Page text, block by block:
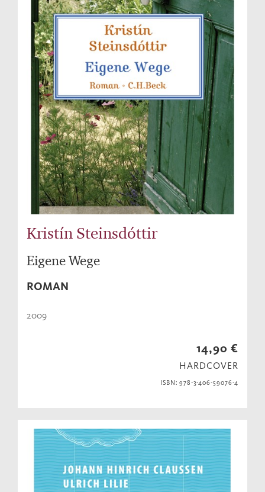
Kristín Steinsdóttir
Eigene Wege
ROMAN
2009
14,90 €
HARDCOVER
ISBN: 978-3-406-59076-4